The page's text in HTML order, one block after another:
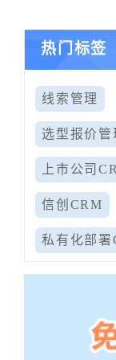
热门标签
线索管理
选型报价管
上市公司
信创CRM
私有化部署